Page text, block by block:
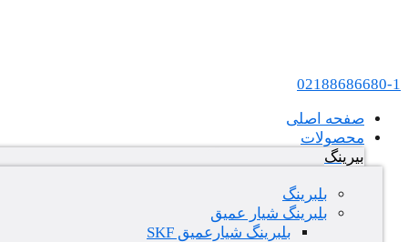
02188686680-1
صفحه اصلی
محصولات
بیرینگ
بلبرینگ
بلبرینگ شیار عمیق
بلبرینگ شیارعمیق SKF